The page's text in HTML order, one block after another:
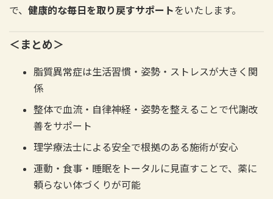
で、 健康的な毎日を取り戻すサポートをいたします。
＜まとめ＞
脂質異常症は生活習慣・姿勢・ストレスが大きく関
係
整体で血流・自律神経・姿勢を整えることで代謝改
善をサポート
理学療法士による安全で根拠のある施術が安心
運動・食事・睡眠をトータルに見直すことで、薬に
頼らない体づくりが可能